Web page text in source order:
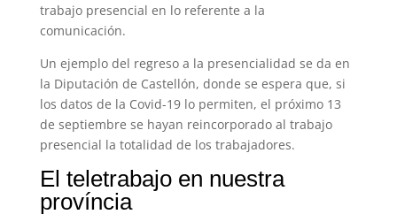
trabajo presencial en lo referente a la
comunicación.
Un ejemplo del regreso a la presencialidad se da en
la Diputación de Castellón, donde se espera que, si
los datos de la Covid-19 lo permiten, el próximo 13
de septiembre se hayan reincorporado al trabajo
presencial la totalidad de los trabajadores.
El teletrabajo en nuestra
província